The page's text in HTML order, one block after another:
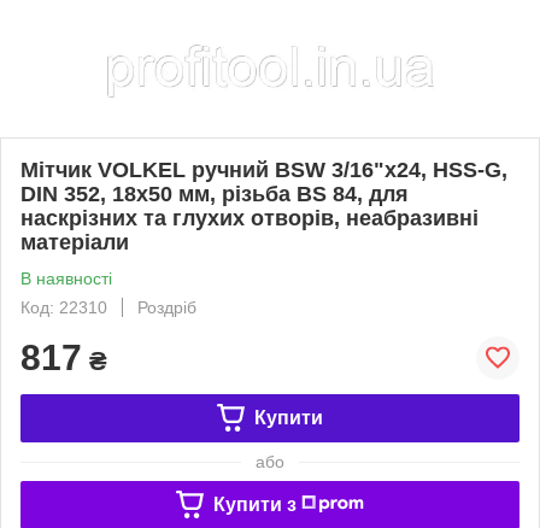
Мітчик VOLKEL ручний BSW 3/16"x24, HSS-G,
DIN 352, 18х50 мм, різьба BS 84, для
наскрізних та глухих отворів, неабразивні
матеріали
В наявності
Код: 22310
Роздріб
817 ₴
Купити
або
Купити з